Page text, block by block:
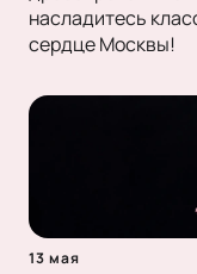
насладитесь
сердце Москвы!
13 мая